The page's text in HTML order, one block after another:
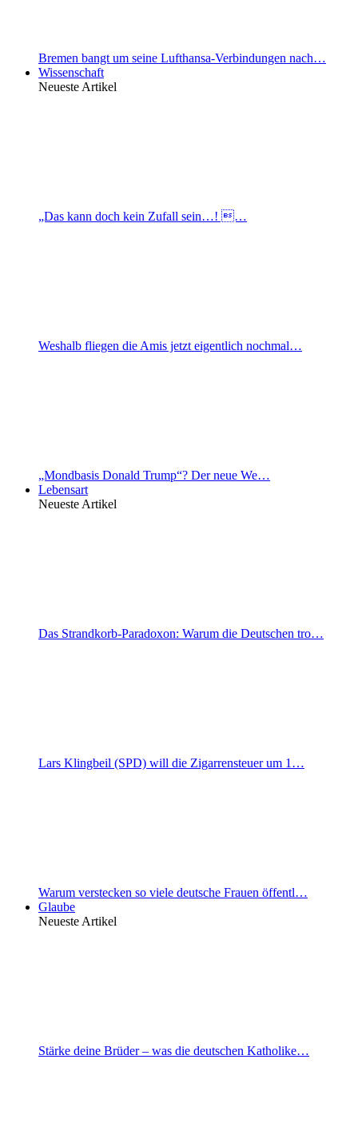
Bremen bangt um seine Lufthansa-Verbindungen nach…
Wissenschaft
Neueste Artikel
„Das kann doch kein Zufall sein…! …
Weshalb fliegen die Amis jetzt eigentlich nochmal…
„Mondbasis Donald Trump“? Der neue We…
Lebensart
Neueste Artikel
Das Strandkorb-Paradoxon: Warum die Deutschen tro…
Lars Klingbeil (SPD) will die Zigarrensteuer um 1…
Warum verstecken so viele deutsche Frauen öffentl…
Glaube
Neueste Artikel
Stärke deine Brüder – was die deutschen Katholike…